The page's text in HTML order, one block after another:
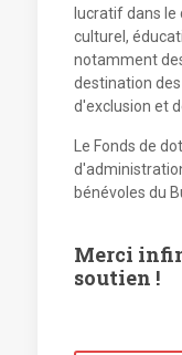
lucratif dans
culturel,
notamment
destination
d'exclusion et
Le Fonds de
bénévoles du
Merci
soutien !